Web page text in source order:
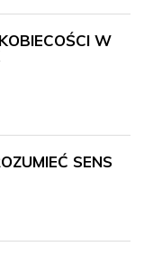
W
SENS